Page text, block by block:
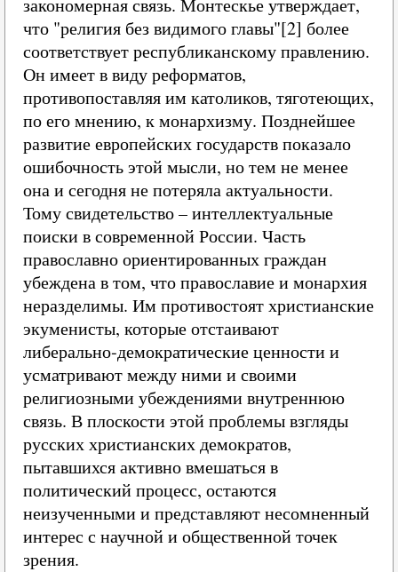
закономерная связь. Монтескье утверждает,
что "религия без видимого главы"[2] более
соответствует республиканскому правлению.
Он имеет в виду реформатов,
противопоставляя им католиков, тяготеющих,
по его мнению, к монархизму. Позднейшее
развитие европейских государств показало
ошибочность этой мысли, но тем не менее
она и сегодня не потеряла актуальности.
Тому свидетельство – интеллектуальные
поиски в современной России. Часть
православно ориентированных граждан
убеждена в том, что православие и монархия
неразделимы. Им противостоят христианские
экуменисты, которые отстаивают
либерально‑демократические ценности и
усматривают между ними и своими
религиозными убеждениями внутреннюю
связь. В плоскости этой проблемы взгляды
русских христианских демократов,
пытавшихся активно вмешаться в
политический процесс, остаются
неизученными и представляют несомненный
интерес с научной и общественной точек
зрения.